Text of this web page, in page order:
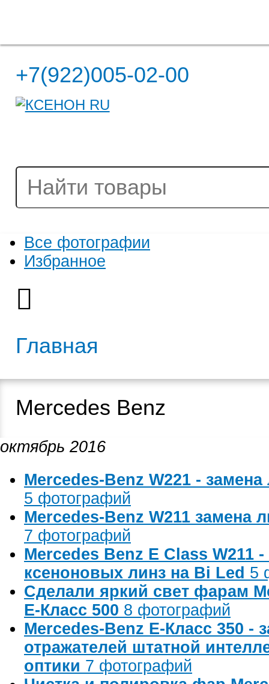
+7(922)005-02-00
Все фотографии
Избранное
Главная
Mercedes Benz
октябрь 2016
Mercedes-Benz W221 -
5 фотографий
Mercedes-Benz W211 замена
7 фотографий
Mercedes Benz E Class W211 -
ксеноновых линз на Bi Led 5
Сделали яркий свет фарам
E-Класс 500 8 фотографий
Mercedes-Benz E-Класс 350 -
отражателей штатной
оптики 7 фотографий